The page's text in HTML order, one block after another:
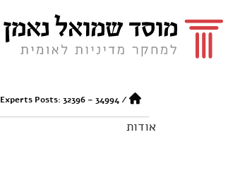
/
Experts Posts: 32396 – 34994
אודות